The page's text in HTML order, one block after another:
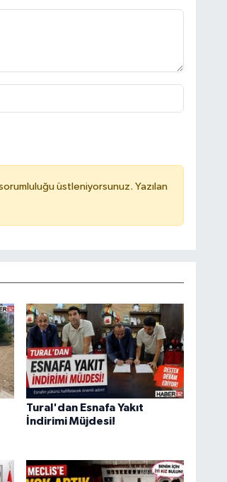
üstleniyorsunuz. Yazılan
Tural'dan Esnafa Yakıt
İndirimi Müjdesi!